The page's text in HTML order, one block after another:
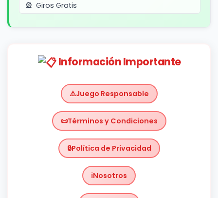
Giros Gratis
Información Importante
Juego Responsable
Términos y Condiciones
Política de Privacidad
Nosotros